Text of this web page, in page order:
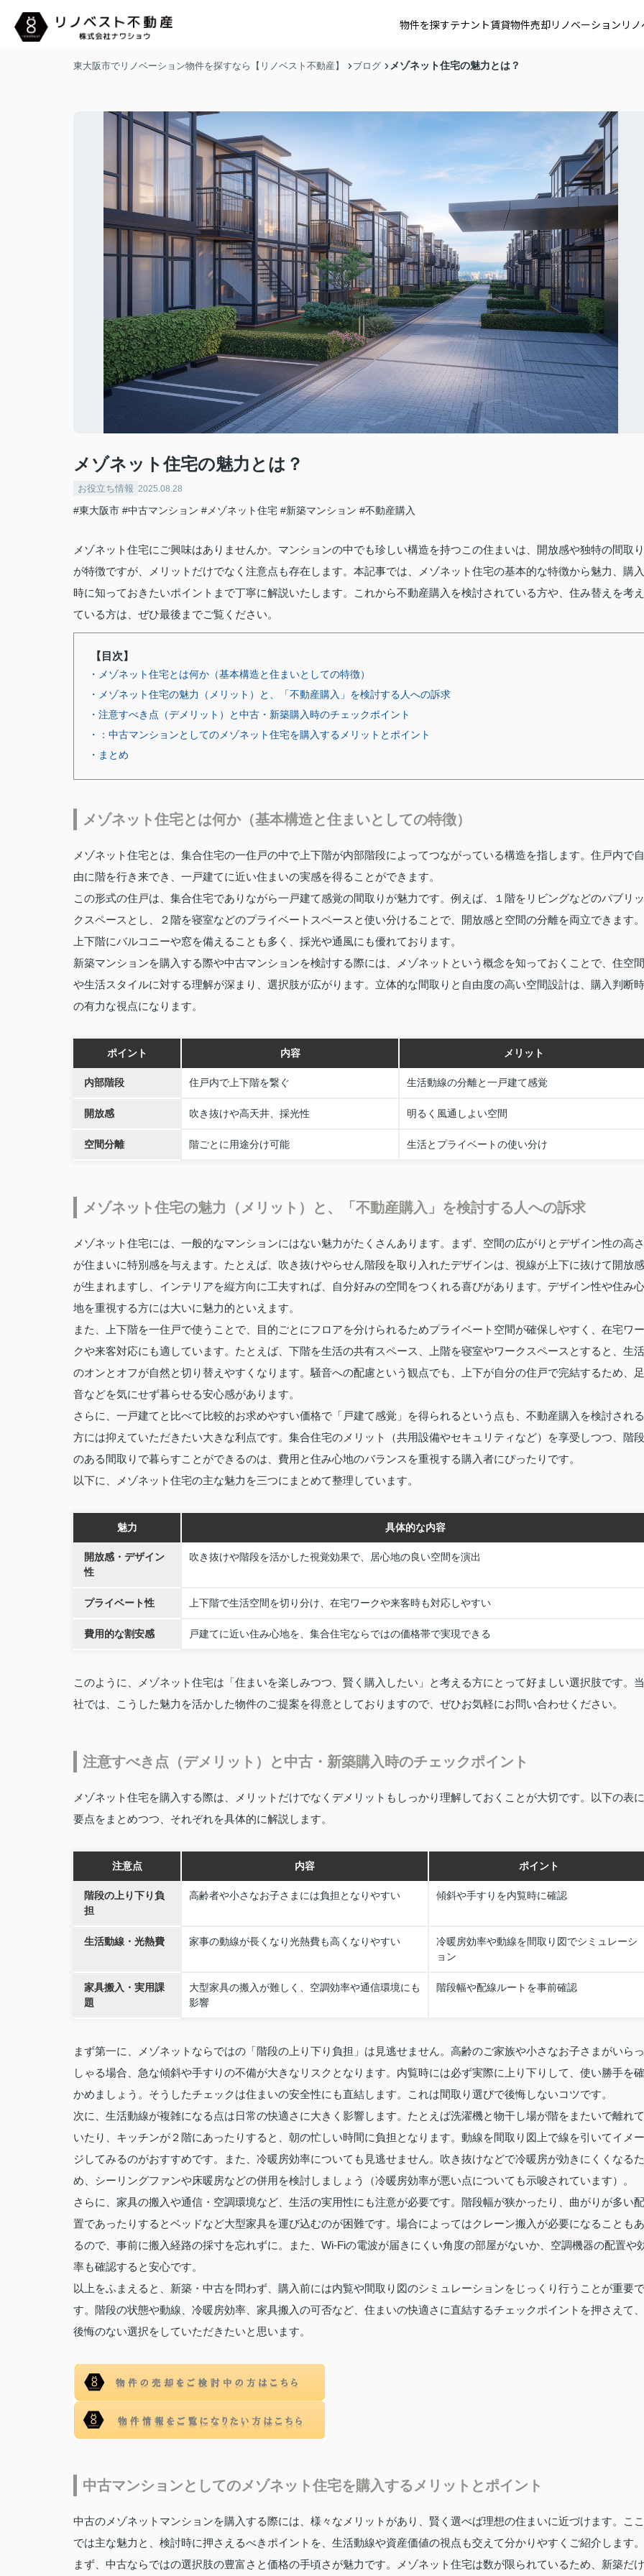
物件を探すテナント賃貸物件売却リノベーション リ
東大阪市でリノベーション物件を探すなら【リノベスト不動産】 ブログ メゾネット住宅の魅力とは？
メゾネット住宅の魅力とは？
お役立ち情報 2025.08.28
#東大阪市 #中古マンション #メゾネット住宅 #新築マンション #不動産購入
メゾネット住宅にご興味はありませんか。マンションの中でも珍しい構造を持つこの住まいは、開放感や独特の間取り
が特徴ですが、メリットだけでなく注意点も存在します。本記事では、メゾネット住宅の基本的な特徴から魅力、購入
時に知っておきたいポイントまで丁寧に解説いたします。これから不動産購入を検討されている方や、住み替えを考え
ている方は、ぜひ最後までご覧ください。
【目次】
・メゾネット住宅とは何か（基本構造と住まいとしての特徴）
・メゾネット住宅の魅力（メリット）と、「不動産購入」を検討する人への訴求
・注意すべき点（デメリット）と中古・新築購入時のチェックポイント
・：中古マンションとしてのメゾネット住宅を購入するメリットとポイント
・まとめ
メゾネット住宅とは何か（基本構造と住まいとしての特徴）
メゾネット住宅とは、集合住宅の一住戸の中で上下階が内部階段によってつながっている構造を指します。住戸内で自
由に階を行き来でき、一戸建てに近い住まいの実感を得ることができます。
この形式の住戸は、集合住宅でありながら一戸建て感覚の間取りが魅力です。例えば、１階をリビングなどのパブリッ
クスペースとし、２階を寝室などのプライベートスペースと使い分けることで、開放感と空間の分離を両立できます。
上下階にバルコニーや窓を備えることも多く、採光や通風にも優れております。
新築マンションを購入する際や中古マンションを検討する際には、メゾネットという概念を知っておくことで、住空間
や生活スタイルに対する理解が深まり、選択肢が広がります。立体的な間取りと自由度の高い空間設計は、購入判断時
の有力な視点になります。
ポイント 内容 メリット
内部階段 住戸内で上下階を繋ぐ 生活動線の分離と一戸建て感覚
開放感 吹き抜けや高天井、採光性 明るく風通しよい空間
空間分離 階ごとに用途分け可能 生活とプライベートの使い分け
メゾネット住宅の魅力（メリット）と、「不動産購入」を検討する人への訴求
メゾネット住宅には、一般的なマンションにはない魅力がたくさんあります。まず、空間の広がりとデザイン性の高さ
が住まいに特別感を与えます。たとえば、吹き抜けやらせん階段を取り入れたデザインは、視線が上下に抜けて開放感
が生まれますし、インテリアを縦方向に工夫すれば、自分好みの空間をつくれる喜びがあります。デザイン性や住み心
地を重視する方には大いに魅力的といえます。
また、上下階を一住戸で使うことで、目的ごとにフロアを分けられるためプライベート空間が確保しやすく、在宅ワー
クや来客対応にも適しています。たとえば、下階を生活の共有スペース、上階を寝室やワークスペースとすると、生活
のオンとオフが自然と切り替えやすくなります。騒音への配慮という観点でも、上下が自分の住戸で完結するため、足
音などを気にせず暮らせる安心感があります。
さらに、一戸建てと比べて比較的お求めやすい価格で「戸建て感覚」を得られるという点も、不動産購入を検討される
方には抑えていただきたい大きな利点です。集合住宅のメリット（共用設備やセキュリティなど）を享受しつつ、階段
のある間取りで暮らすことができるのは、費用と住み心地のバランスを重視する購入者にぴったりです。
以下に、メゾネット住宅の主な魅力を三つにまとめて整理しています。
魅力 具体的な内容
開放感・デザイン
性
吹き抜けや階段を活かした視覚効果で、居心地の良い空間を演出
プライベート性 上下階で生活空間を切り分け、在宅ワークや来客時も対応しやすい
費用的な割安感 戸建てに近い住み心地を、集合住宅ならではの価格帯で実現できる
このように、メゾネット住宅は「住まいを楽しみつつ、賢く購入したい」と考える方にとって好ましい選択肢です。当
社では、こうした魅力を活かした物件のご提案を得意としておりますので、ぜひお気軽にお問い合わせください。
注意すべき点（デメリット）と中古・新築購入時のチェックポイント
メゾネット住宅を購入する際は、メリットだけでなくデメリットもしっかり理解しておくことが大切です。以下の表に
要点をまとめつつ、それぞれを具体的に解説します。
注意点 内容 ポイント
階段の上り下り負
担
高齢者や小さなお子さまには負担となりやすい 傾斜や手すりを内覧時に確認
生活動線・光熱費 家事の動線が長くなり光熱費も高くなりやすい
冷暖房効率や動線を間取り図でシミュレーシ
ョン
家具搬入・実用課
題
大型家具の搬入が難しく、空調効率や通信環境にも
影響
階段幅や配線ルートを事前確認
まず第一に、メゾネットならではの「階段の上り下り負担」は見逃せません。高齢のご家族や小さなお子さまがいらっ
しゃる場合、急な傾斜や手すりの不備が大きなリスクとなります。内覧時には必ず実際に上り下りして、使い勝手を確
かめましょう。そうしたチェックは住まいの安全性にも直結します。これは間取り選びで後悔しないコツです。
次に、生活動線が複雑になる点は日常の快適さに大きく影響します。たとえば洗濯機と物干し場が階をまたいで離れて
いたり、キッチンが２階にあったりすると、朝の忙しい時間に負担となります。動線を間取り図上で線を引いてイメー
ジしてみるのがおすすめです。また、冷暖房効率についても見逃せません。吹き抜けなどで冷暖房が効きにくくなるた
め、シーリングファンや床暖房などの併用を検討しましょう（冷暖房効率が悪い点についても示唆されています）。
さらに、家具の搬入や通信・空調環境など、生活の実用性にも注意が必要です。階段幅が狭かったり、曲がりが多い配
置であったりするとベッドなど大型家具を運び込むのが困難です。場合によってはクレーン搬入が必要になることもあ
るので、事前に搬入経路の採寸を忘れずに。また、Wi‑Fiの電波が届きにくい角度の部屋がないか、空調機器の配置や
率も確認すると安心です。
以上をふまえると、新築・中古を問わず、購入前には内覧や間取り図のシミュレーションをじっくり行うことが重要で
す。階段の状態や動線、冷暖房効率、家具搬入の可否など、住まいの快適さに直結するチェックポイントを押さえて、
後悔のない選択をしていただきたいと思います。
中古マンションとしてのメゾネット住宅を購入するメリットとポイント
中古のメゾネットマンションを購入する際には、様々なメリットがあり、賢く選べば理想の住まいに近づけます。ここ
では主な魅力と、検討時に押さえるべきポイントを、生活動線や資産価値の視点も交えて分かりやすくご紹介します。
まず、中古ならではの選択肢の豊富さと価格の手頃さが魅力です。メゾネット住宅は数が限られているため、新築だけ